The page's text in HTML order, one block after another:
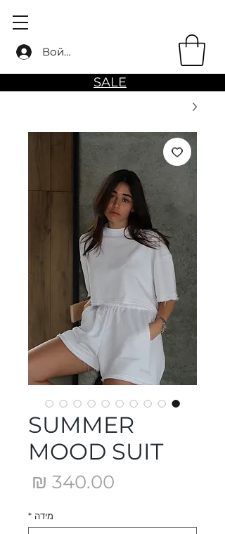
SALE
Войти
SUMMER
MOOD SUIT
מידה *